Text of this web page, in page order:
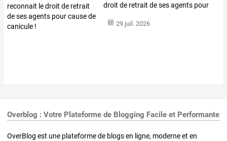
droit de retrait desesagents pour
29 juil. 2026
Overblog : Votre Plateforme de Blogging Facile et Performante
OverBlog est une plateforme de blogs en ligne, moderne et en